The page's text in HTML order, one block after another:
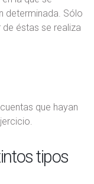
determinada. Sólo
éstas se realiza
que hayan
tipos